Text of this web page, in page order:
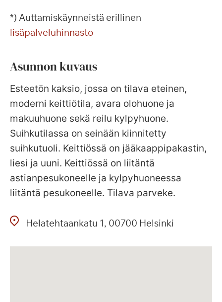
*) Auttamiskäynneistä erillinen
lisäpalveluhinnasto
Asunnon kuvaus
Esteetön kaksio, jossa on tilava eteinen,
moderni keittiötila, avara olohuone ja
makuuhuone sekä reilu kylpyhuone.
Suihkutilassa on seinään kiinnitetty
suihkutuoli. Keittiössä on jääkaappipakastin,
liesi ja uuni. Keittiössä on liitäntä
astianpesukoneelle ja kylpyhuoneessa
liitäntä pesukoneelle. Tilava parveke.
Helatehtaankatu 1 00700 Helsinki